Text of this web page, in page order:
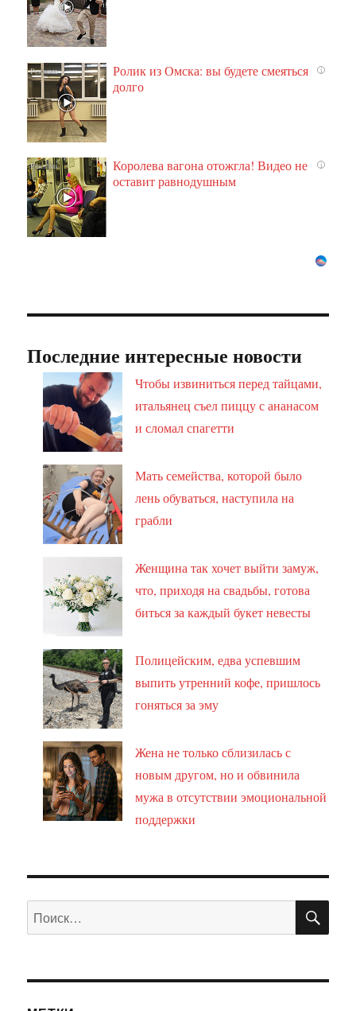
i
Ролик из Омска: вы будете смеяться
долго
i
Королева вагона отожгла! Видео не
оставит равнодушным
Последние интересные новости
Чтобы извиниться перед тайцами,
итальянец съел пиццу с ананасом
и сломал спагетти
Мать семейства, которой было
лень обуваться, наступила на
грабли
Женщина так хочет выйти замуж,
что, приходя на свадьбы, готова
биться за каждый букет невесты
Полицейским, едва успевшим
выпить утренний кофе, пришлось
гоняться за эму
Жена не только сблизилась с
новым другом, но и обвинила
мужа в отсутствии эмоциональной
поддержки
Искать: